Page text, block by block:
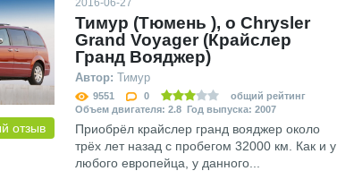
отзыв
2016-06-27
Тимур (Тюмень ), о Сhrysler
Grand Voyager (Крайслер
Гранд Вояджер)
Автор: Тимур
9551 0
общий рейтинг
Объем двигателя: 2.8 Год выпуска: 2007
Приобрёл крайслер гранд вояджер около
трёх лет назад с пробегом 32000 км. Как и у
любого европейца, у данного...